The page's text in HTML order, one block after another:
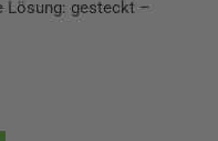
Lösung: gesteckt –